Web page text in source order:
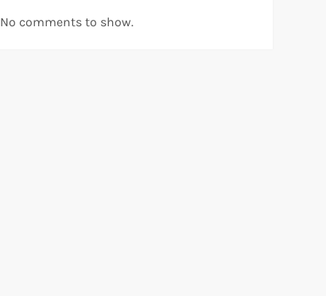
No comments to show.